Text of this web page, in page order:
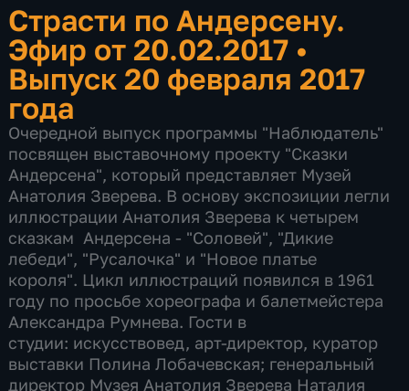
Страсти по Андерсену.
Эфир от 20.02.2017 •
Выпуск 20 февраля 2017
года
Очередной выпуск программы "Наблюдатель"
посвящен выставочному проекту "Сказки
Андерсена", который представляет Музей
Анатолия Зверева. В основу экспозиции легли
иллюстрации Анатолия Зверева к четырем
сказкам Андерсена - "Соловей", "Дикие
лебеди", "Русалочка" и "Новое платье
короля". Цикл иллюстраций появился в 1961
году по просьбе хореографа и балетмейстера
Александра Румнева. Гости в
студии: искусствовед, арт-директор, куратор
выставки Полина Лобачевская; генеральный
директор Музея Анатолия Зверева Наталия